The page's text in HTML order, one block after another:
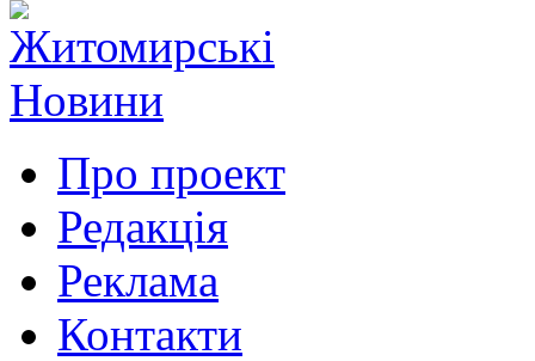
Про проект
Редакція
Реклама
Контакти